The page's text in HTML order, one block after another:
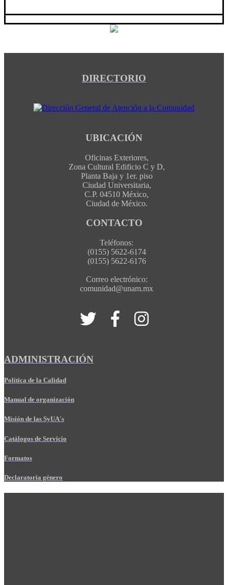
DIRECTORIO
UBICACIÓN
Oficinas Exteriores,
Zona Cultural Edificio C y D,
Planta Baja y 1er. piso
Ciudad Universitaria,
C.P. 04510 México,
Ciudad de México.
CONTACTO
Teléfonos:
(0155) 5622-6174
(0155) 5622-6176
Correo electrónico:
comunidad@unam.mx
ADMINISTRACIÓN
Política de la Calidad
Manual de organización
Misión de las SyUA's
Catálogos de Servicio
Formatos
Declaratoria género